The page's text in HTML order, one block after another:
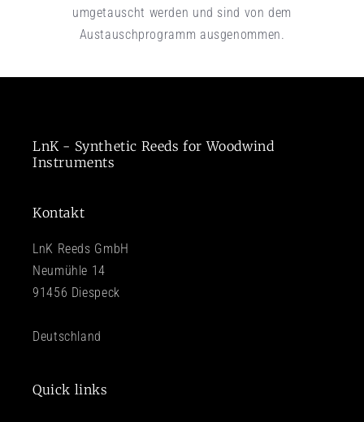
umgetauscht werden und sind von dem
Austauschprogramm ausgenommen.
LnK - Synthetic Reeds for Woodwind
Instruments
Kontakt
LnK Reeds GmbH
Neumühle 14
91456 Diespeck
Deutschland
Quick links